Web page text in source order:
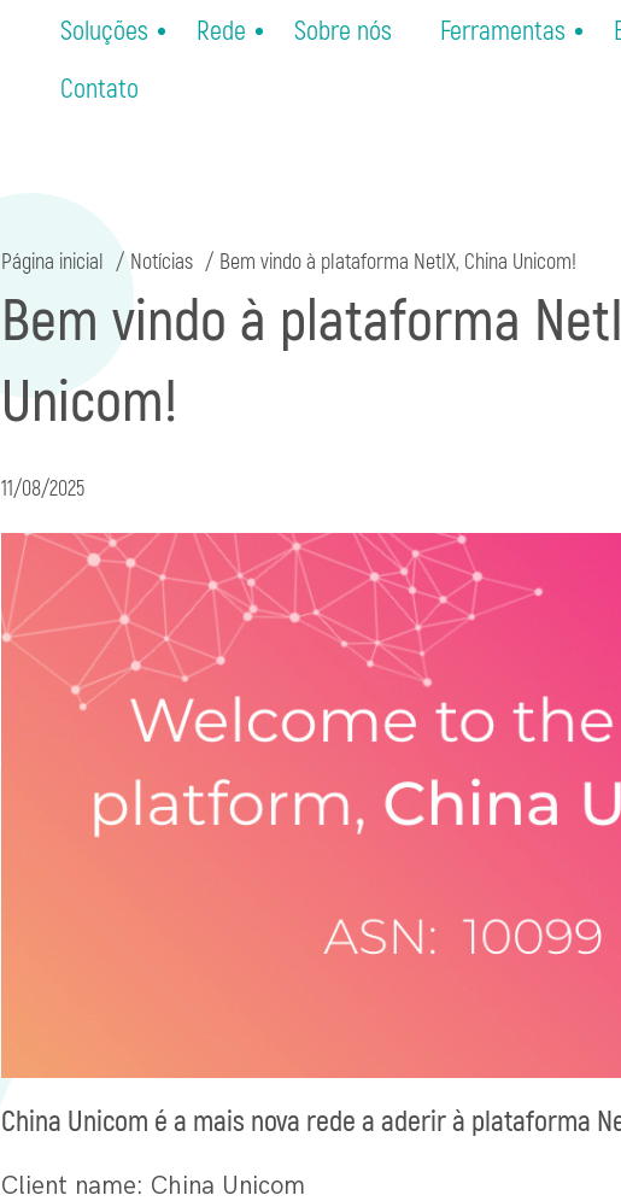
Soluções Rede Sobre nós Ferramentas
Contato
Página inicial Notícias Bem vindo à plataforma NetIX, China Unicom!
Bem vindo à plataforma
Unicom!
11/08/2025
China Unicom é a mais nova rede a aderir à plataforma
Client name: China Unicom